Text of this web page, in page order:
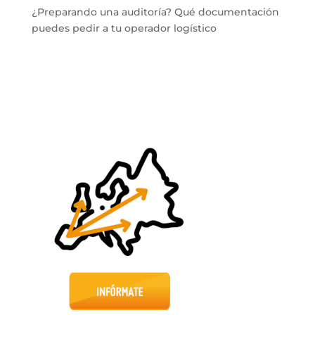
¿Preparando una auditoría? Qué documentación
puedes pedir a tu operador logístico